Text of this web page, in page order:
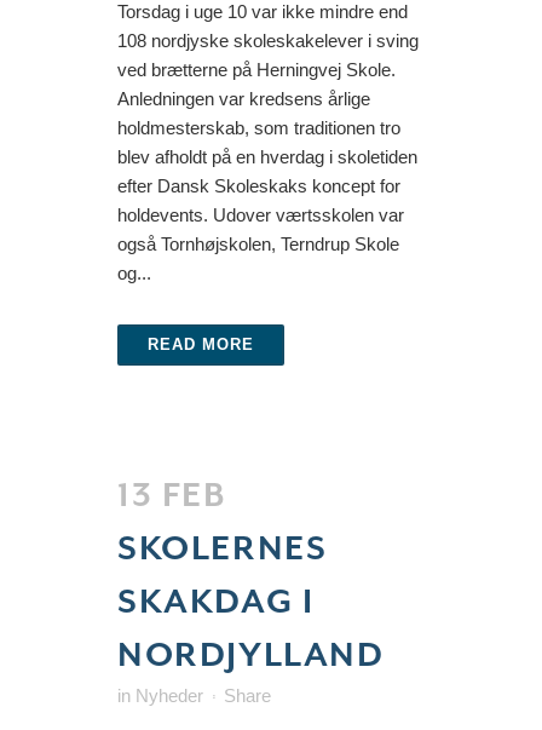
Torsdag i uge 10 var ikke mindre end
108 nordjyske skoleskakelever i sving
ved brætterne på Herningvej Skole.
Anledningen var kredsens årlige
holdmesterskab, som traditionen tro
blev afholdt på en hverdag i skoletiden
efter Dansk Skoleskaks koncept for
holdevents. Udover værtsskolen var
også Tornhøjskolen, Terndrup Skole
og...
READ MORE
13 FEB
SKOLERNES
SKAKDAG I
NORDJYLLAND
in Nyheder Share